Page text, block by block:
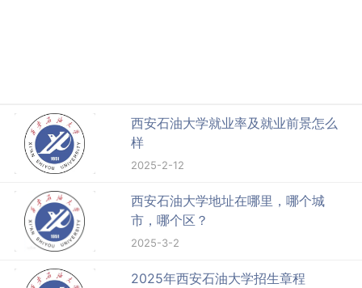
西安石油大学就业率及就业前景怎么
样
2025-2-12
西安石油大学地址在哪里，哪个城
市，哪个区？
2025-3-2
2025年西安石油大学招生章程